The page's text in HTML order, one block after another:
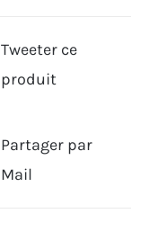
Tweeter ce
produit
Partager par
Mail